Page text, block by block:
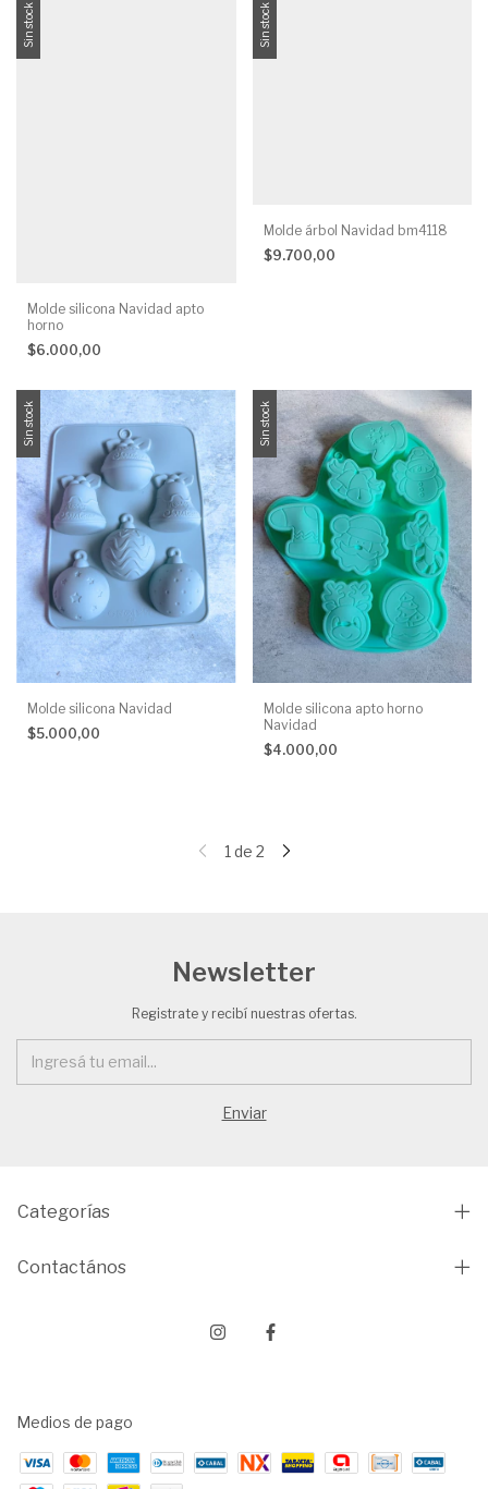
Sin stock
Molde silicona Navidad apto
horno
$6.000,00
Sin stock
Molde árbol Navidad bm4118
$9.700,00
Sin stock
Molde silicona Navidad
$5.000,00
Sin stock
Molde silicona apto horno
Navidad
$4.000,00
1 de 2
Newsletter
Registrate y recibí nuestras ofertas.
Categorías
Contactános
Medios de pago